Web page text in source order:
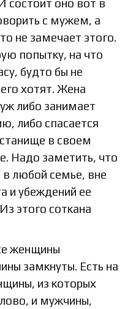
состоит оно вот в
с мужем, а
не замечает этого.
попытку, на что
будто бы не
хотят. Жена
либо занимает
либо спасается
в своем
Надо заметить, что
в любой семье, вне
и убеждений ее
этого соткана
женщины
замкнуты. Есть на
из которых
и мужчины,